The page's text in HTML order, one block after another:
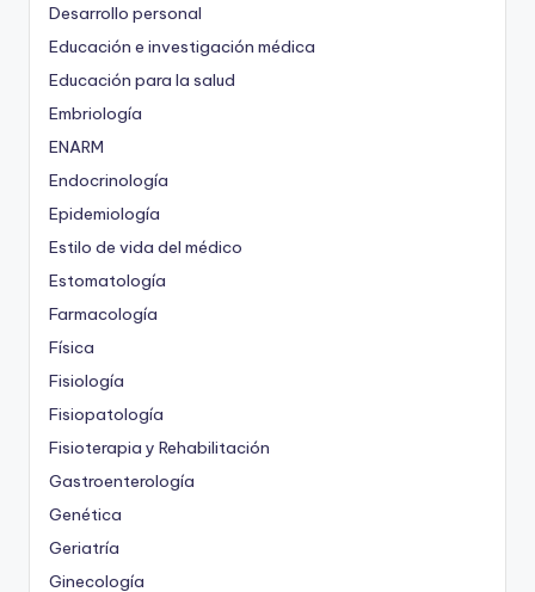
Desarrollo personal
Educación e investigación médica
Educación para la salud
Embriología
ENARM
Endocrinología
Epidemiología
Estilo de vida del médico
Estomatología
Farmacología
Física
Fisiología
Fisiopatología
Fisioterapia y Rehabilitación
Gastroenterología
Genética
Geriatría
Ginecología